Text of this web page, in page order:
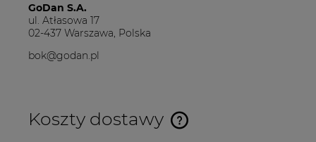
GoDan S.A.
ul. Atłasowa 17
02-437 Warszawa, Polska
bok@godan.pl
Koszty dostawy
Cena nie zawiera ewentualnych kosztów płatności